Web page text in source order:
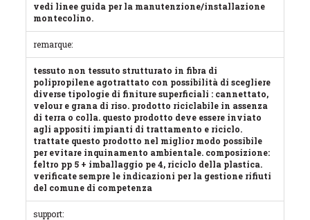
vedi linee guida per la manutenzione/installazione
montecolino.
remarque:
tessuto non tessuto strutturato in fibra di
polipropilene agotrattato con possibilità di scegliere
diverse tipologie di finiture superficiali : cannettato,
velour e grana di riso. prodotto riciclabile in assenza
di terra o colla. questo prodotto deve essere inviato
agli appositi impianti di trattamento e riciclo.
trattate questo prodotto nel miglior modo possibile
per evitare inquinamento ambientale. composizione:
feltro pp 5 + imballaggio pe 4, riciclo della plastica.
verificate sempre le indicazioni per la gestione rifiuti
del comune di competenza
support: